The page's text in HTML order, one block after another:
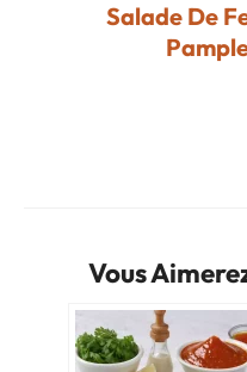
Salade De
Vous